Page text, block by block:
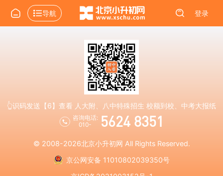
导航 登录
👆识码发送【6】查看 人大附、八中特殊招生 校额到校、中考大报纸
咨询电话:
010-
5624 8351
© 2008-2026北京小升初网 All Rights Reserved.
京公网安备 11010802039350号